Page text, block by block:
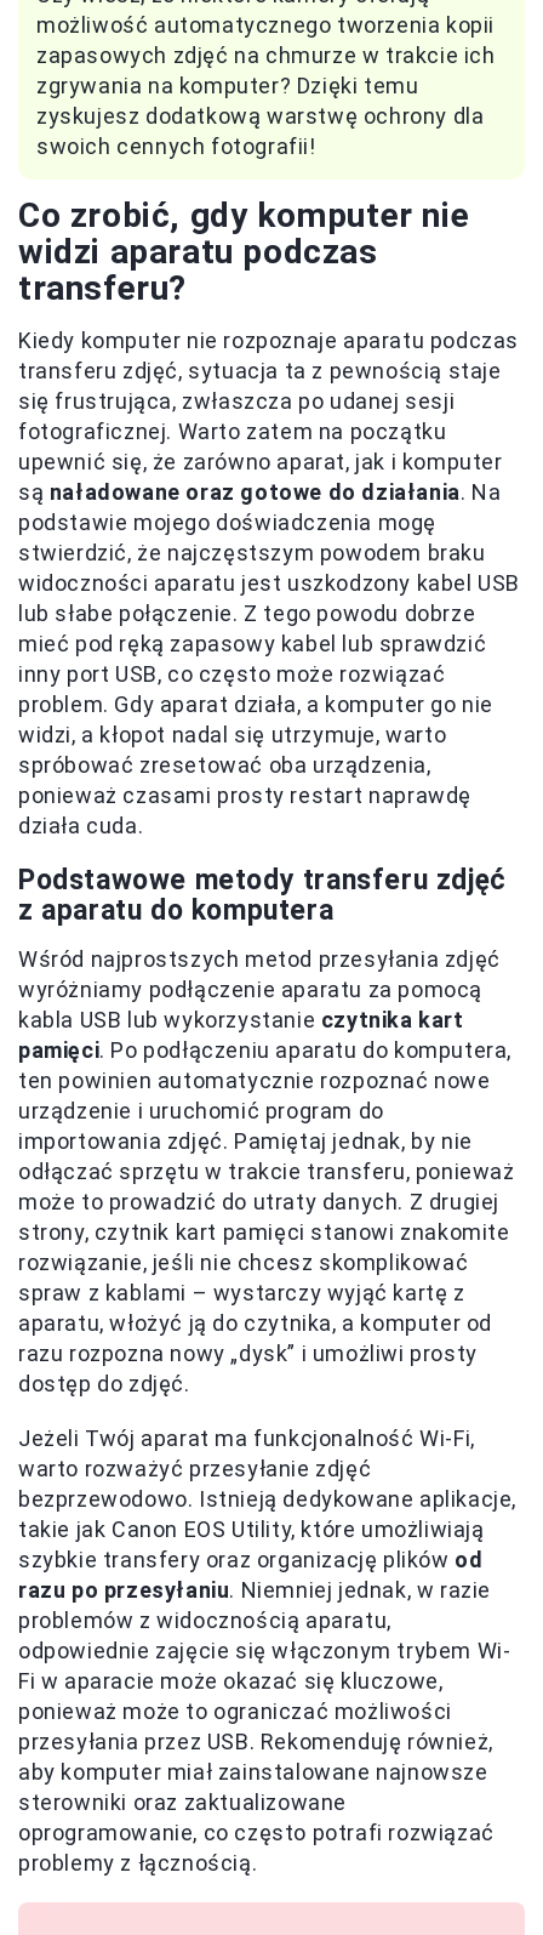
możliwość automatycznego tworzenia kopii
zapasowych zdjęć na chmurze w trakcie ich
zgrywania na komputer? Dzięki temu
zyskujesz dodatkową warstwę ochrony dla
swoich cennych fotografii!
Co zrobić, gdy komputer nie
widzi aparatu podczas
transferu?
Kiedy komputer nie rozpoznaje aparatu podczas
transferu zdjęć, sytuacja ta z pewnością staje
się frustrująca, zwłaszcza po udanej sesji
fotograficznej. Warto zatem na początku
upewnić się, że zarówno aparat, jak i komputer
są naładowane oraz gotowe do działania. Na
podstawie mojego doświadczenia mogę
stwierdzić, że najczęstszym powodem braku
widoczności aparatu jest uszkodzony kabel USB
lub słabe połączenie. Z tego powodu dobrze
mieć pod ręką zapasowy kabel lub sprawdzić
inny port USB, co często może rozwiązać
problem. Gdy aparat działa, a komputer go nie
widzi, a kłopot nadal się utrzymuje, warto
spróbować zresetować oba urządzenia,
ponieważ czasami prosty restart naprawdę
działa cuda.
Podstawowe metody transferu zdjęć
z aparatu do komputera
Wśród najprostszych metod przesyłania zdjęć
wyróżniamy podłączenie aparatu za pomocą
kabla USB lub wykorzystanie czytnika kart
pamięci. Po podłączeniu aparatu do komputera,
ten powinien automatycznie rozpoznać nowe
urządzenie i uruchomić program do
importowania zdjęć. Pamiętaj jednak, by nie
odłączać sprzętu w trakcie transferu, ponieważ
może to prowadzić do utraty danych. Z drugiej
strony, czytnik kart pamięci stanowi znakomite
rozwiązanie, jeśli nie chcesz skomplikować
spraw z kablami – wystarczy wyjąć kartę z
aparatu, włożyć ją do czytnika, a komputer od
razu rozpozna nowy „dysk” i umożliwi prosty
dostęp do zdjęć.
Jeżeli Twój aparat ma funkcjonalność Wi-Fi,
warto rozważyć przesyłanie zdjęć
bezprzewodowo. Istnieją dedykowane aplikacje,
takie jak Canon EOS Utility, które umożliwiają
szybkie transfery oraz organizację plików od
razu po przesyłaniu. Niemniej jednak, w razie
problemów z widocznością aparatu,
odpowiednie zajęcie się włączonym trybem Wi-
Fi w aparacie może okazać się kluczowe,
ponieważ może to ograniczać możliwości
przesyłania przez USB. Rekomenduję również,
aby komputer miał zainstalowane najnowsze
sterowniki oraz zaktualizowane
oprogramowanie, co często potrafi rozwiązać
problemy z łącznością.